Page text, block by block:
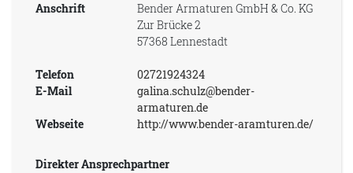
Anschrift
Bender Armaturen GmbH & Co. KG
Zur Brücke 2
57368 Lennestadt
Telefon
02721924324
E-Mail
galina.schulz@bender-
armaturen.de
Webseite
http://www.bender-aramturen.de/
Direkter Ansprechpartner